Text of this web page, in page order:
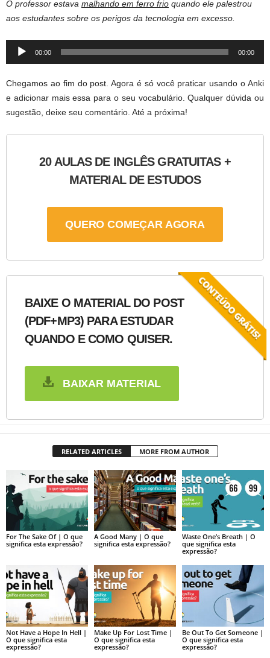
O professor estava malhando em ferro frio quando ele palestrou
aos estudantes sobre os perigos da tecnologia em excesso.
Audio
00:00 00:00
Chegamos ao fim do post. Agora é só você praticar usando o Anki
e adicionar mais essa para o seu vocabulário. Qualquer dúvida ou
sugestão, deixe seu comentário. Até a próxima!
20 AULAS DE INGLÊS GRATUITAS +
MATERIAL DE ESTUDOS
QUERO COMEÇAR AGORA
BAIXE O MATERIAL DO POST
(PDF+MP3) PARA ESTUDAR
QUANDO E COMO QUISER.
BAIXAR MATERIAL
RELATED ARTICLES MORE FROM AUTHOR
For The Sake Of | O que
significa esta expressão?
A Good Many | O que
significa esta expressão?
Waste One’s Breath | O
que significa esta
expressão?
Not Have a Hope In Hell |
O que significa esta
expressão?
Make Up For Lost Time |
O que significa esta
expressão?
Be Out To Get Someone |
O que significa esta
expressão?